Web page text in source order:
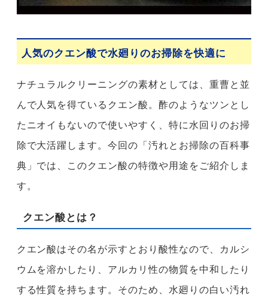
人気のクエン酸で水廻りのお掃除を快適に
ナチュラルクリーニングの素材としては、重曹と並
んで人気を得ているクエン酸。酢のようなツンとし
たニオイもないので使いやすく、特に水回りのお掃
除で大活躍します。今回の「汚れとお掃除の百科事
典」では、このクエン酸の特徴や用途をご紹介しま
す。
クエン酸とは？
クエン酸はその名が示すとおり酸性なので、カルシ
ウムを溶かしたり、アルカリ性の物質を中和したり
する性質を持ちます。そのため、水廻りの白い汚れ